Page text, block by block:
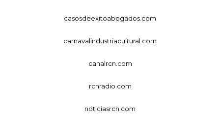
casosdeexitoabogados.com
carnavalindustriacultural.com
canalrcn.com
rcnradio.com
noticiasrcn.com